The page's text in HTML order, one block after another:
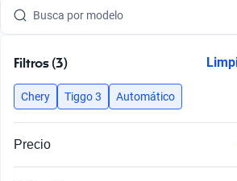
Busca por modelo
Busca por año
Busca por marca
Filtros (3)
Chery Tiggo 3 Automático
Precio